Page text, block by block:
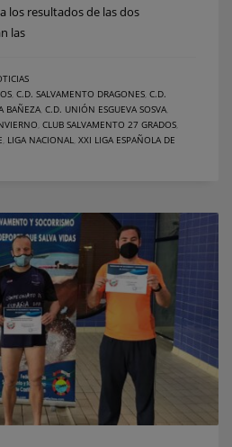
los resultados de las dos
las
C.D. SALVAMENTO DRAGONES C.D.
BAÑEZA C.D. UNIÓN ESGUEVA SOSVA
CLUB SALVAMENTO 27 GRADOS
LIGA NACIONAL XXI LIGA ESPAÑOLA DE